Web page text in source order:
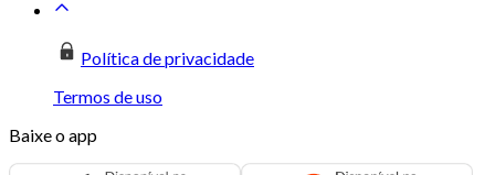
Política de privacidade
Termos de uso
Baixe o app